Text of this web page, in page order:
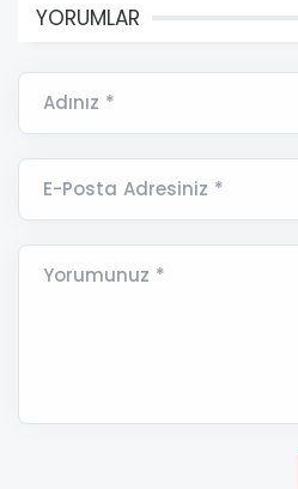
YORUMLAR
Adınız *
E-Posta Adresiniz *
Yorumunuz *